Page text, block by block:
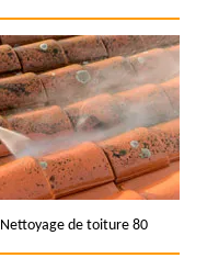
Nettoyage de toiture 80